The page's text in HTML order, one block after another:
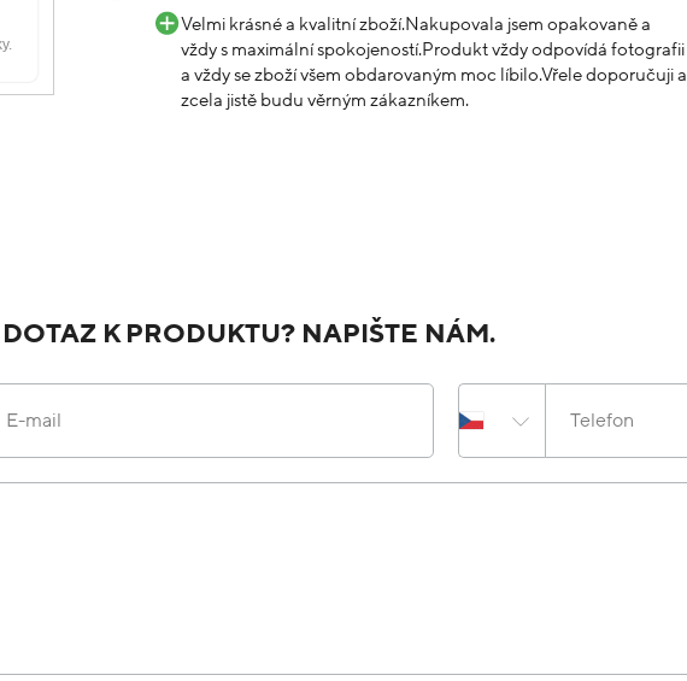
Velmi krásné a kvalitní zboží.Nakupovala jsem opakovaně a
vždy s maximální spokojeností.Produkt vždy odpovídá fotografii
a vždy se zboží všem obdarovaným moc líbilo.Vřele doporučuji a
zcela jistě budu věrným zákazníkem.
K PRODUKTU? NAPIŠTE NÁM.
E-mail Telefon